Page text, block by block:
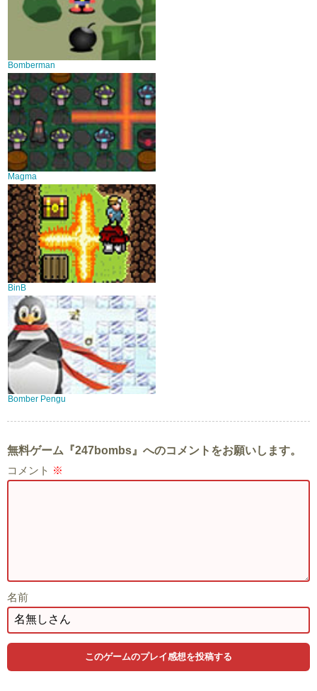
Bomberman
Magma
BinB
Bomber Pengu
無料ゲーム『247bombs』へのコメントをお願いします。
コメント ※
名前